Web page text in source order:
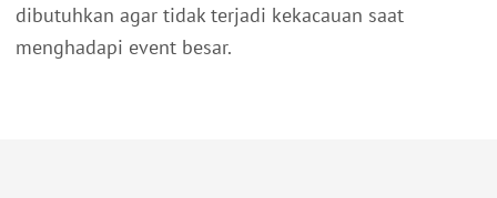
dibutuhkan agar tidak terjadi kekacauan saat
menghadapi event besar.